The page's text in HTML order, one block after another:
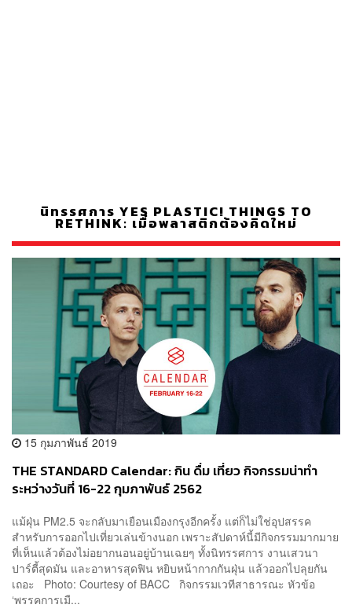
นิทรรศการ YES PLASTIC! THINGS TO
RETHINK: เมื่อพลาสติกต้องคิดใหม่
15 กุมภาพันธ์ 2019
THE STANDARD Calendar: กิน ดื่ม เที่ยว กิจกรรมน่าทำ
ระหว่างวันที่ 16-22 กุมภาพันธ์ 2562
แม้ฝุ่น PM2.5 จะกลับมาเยือนเมืองกรุงอีกครั้ง แต่ก็ไม่ใช่อุปสรรค
สำหรับการออกไปเที่ยวเล่นข้างนอก เพราะสัปดาห์นี้มีกิจกรรมมากมาย
ที่เห็นแล้วต้องไม่อยากนอนอยู่บ้านเฉยๆ ทั้งนิทรรศการ งานเสวนา
ปาร์ตี้สุดมัน และอาหารสุดฟิน หยิบหน้ากากกันฝุ่น แล้วออกไปลุยกัน
เถอะ Photo: Courtesy of BACC กิจกรรมเวทีสาธารณะ หัวข้อ
‘พรรคการเมื...